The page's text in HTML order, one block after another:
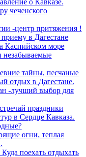
о Кавказе.
чеченского
-центр притяжения !
в Дагестане
Каспийском море
незабываемые
тайны, песчаные
отдых в Дагестане.
-лучший выбор для
праздники
в Сердце Кавказа.
огни, теплая
поехать отдыхать